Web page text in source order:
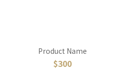
Product Name
$300